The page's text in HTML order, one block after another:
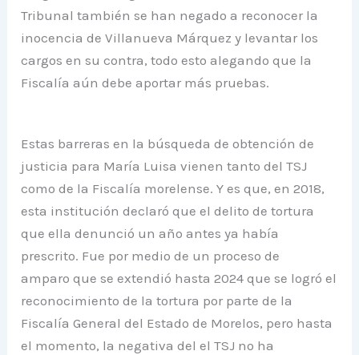
Tribunal también se han negado a reconocer la
inocencia de Villanueva Márquez y levantar los
cargos en su contra, todo esto alegando que la
Fiscalía aún debe aportar más pruebas.
Estas barreras en la búsqueda de obtención de
justicia para María Luisa vienen tanto del TSJ
como de la Fiscalía morelense. Y es que, en 2018,
esta institución declaró que el delito de tortura
que ella denunció un año antes ya había
prescrito. Fue por medio de un proceso de
amparo que se extendió hasta 2024 que se logró el
reconocimiento de la tortura por parte de la
Fiscalía General del Estado de Morelos, pero hasta
el momento, la negativa del el TSJ no ha